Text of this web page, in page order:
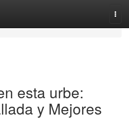
esta urbe:
y Mejores